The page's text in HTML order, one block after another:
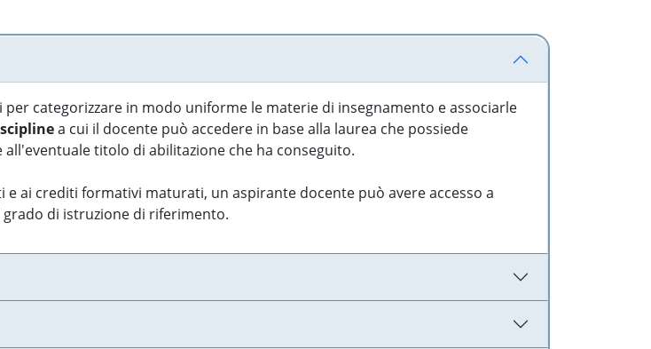
categorizzare in modo uniforme le materie di insegnamento e associarle
a cui il docente può accedere in base alla laurea che possiede
titolo di abilitazione che ha conseguito.
ai crediti formativi maturati, un aspirante docente può avere accesso a
grado di istruzione di riferimento.